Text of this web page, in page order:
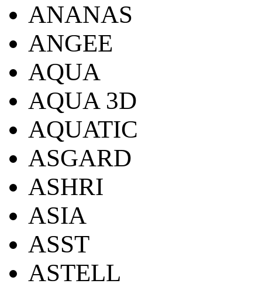
ANANAS
ANGEE
AQUA
AQUA 3D
AQUATIC
ASGARD
ASHRI
ASIA
ASST
ASTELL